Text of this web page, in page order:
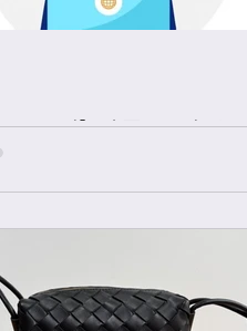
공지] 카톡 문의 응